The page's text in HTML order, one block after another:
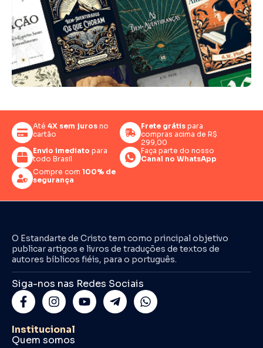
Até 4X sem juros no
cartão
Frete grátispara
compras acima de R$
299,00
Envio imediato para
todo Brasil
Faça parte do nosso
Canal no WhatsApp
Compre com 100% de
segurança
O Estandarte de Cristo tem como principal objetivo
publicar artigos e livros de traduções de textos de
autores bíblicos fiéis, para o português.
Siga-nos nas Redes Sociais
Institucional
Quem somos